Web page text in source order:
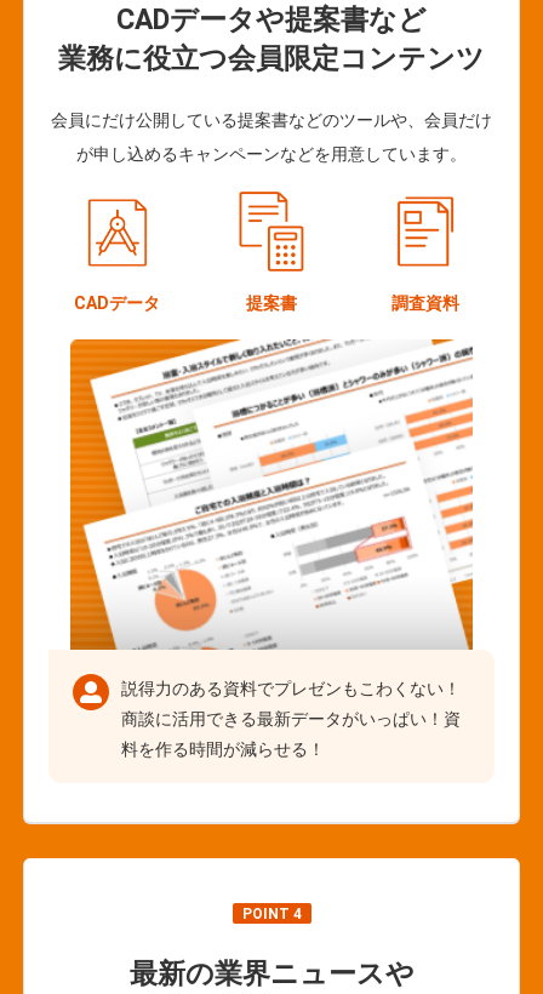
CADデータや提案書など
業務に役立つ会員限定コンテンツ
会員にだけ公開している提案書などのツールや、会員だけ
が申し込めるキャンペーンなどを用意しています。
CADデータ 提案書 調査資料
説得力のある資料でプレゼンもこわくない！
商談に活用できる最新データがいっぱい！資
料を作る時間が減らせる！
POINT 4
最新の業界ニュースや